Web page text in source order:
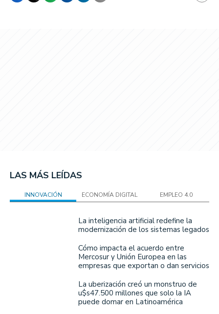
LAS MÁS LEÍDAS
INNOVACIÓN ECONOMÍA DIGITAL EMPLEO 4.0
La inteligencia artificial redefine la
modernización de los sistemas legados
Cómo impacta el acuerdo entre
Mercosur y Unión Europea en las
empresas que exportan o dan servicios
La uberización creó un monstruo de
u$s47.500 millones que solo la IA
puede domar en Latinoamérica